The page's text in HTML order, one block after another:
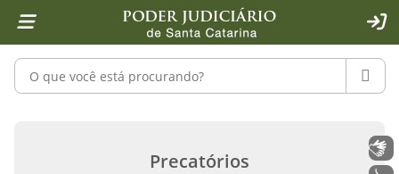
1 Ir para o conteúdo
2 Ir para a ferramenta de acessibilidade - Rybená
4 Ir para o menu principal
5 Ir para a pesquisa
6 Ir para o rodapé
7 Ir para a página inicial
Pesquisar no portal
Lista de precatórios - Poder
Precatórios